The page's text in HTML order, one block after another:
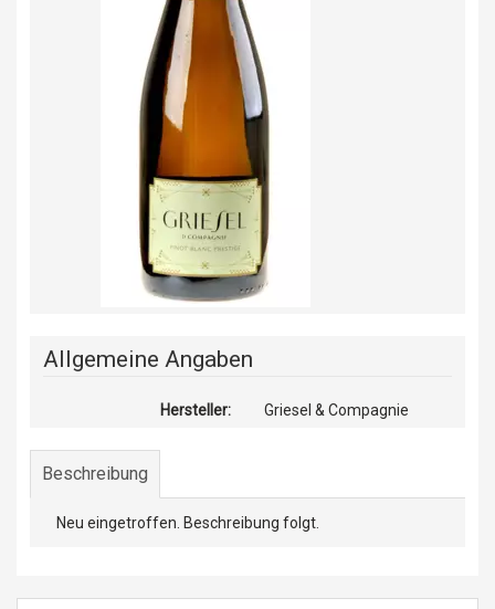
Allgemeine Angaben
Hersteller: Griesel & Compagnie
Beschreibung
Neu eingetroffen. Beschreibung folgt.